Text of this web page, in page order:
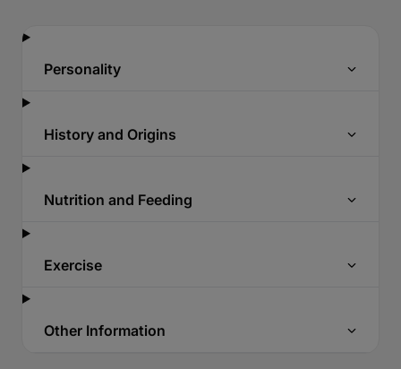
Personality
History and Origins
Nutrition and Feeding
Exercise
Other Information